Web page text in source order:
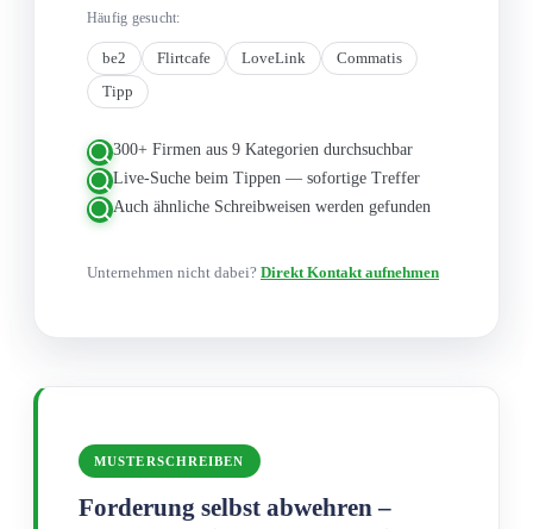
Häufig gesucht:
be2 Flirtcafe LoveLink
Commatis
Tipp
300+ Firmen aus 9 Kategorien durchsuchbar
Live-Suche beim Tippen — sofortige Treffer
Auch ähnliche Schreibweisen werden gefunden
Unternehmen nicht dabei? Direkt Kontakt aufnehmen
MUSTERSCHREIBEN
Forderung selbst abwehren –